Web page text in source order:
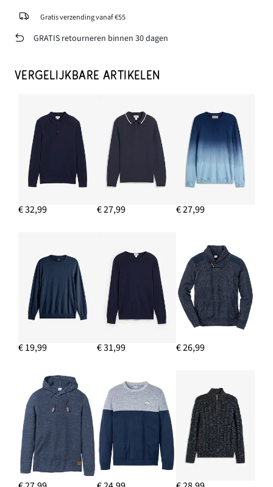
Gratis verzending vanaf €55
GRATIS retourneren binnen 30 dagen
VERGELIJKBARE ARTIKELEN
€ 32,99 € 27,99 € 27,99
€ 19,99 € 31,99 € 26,99